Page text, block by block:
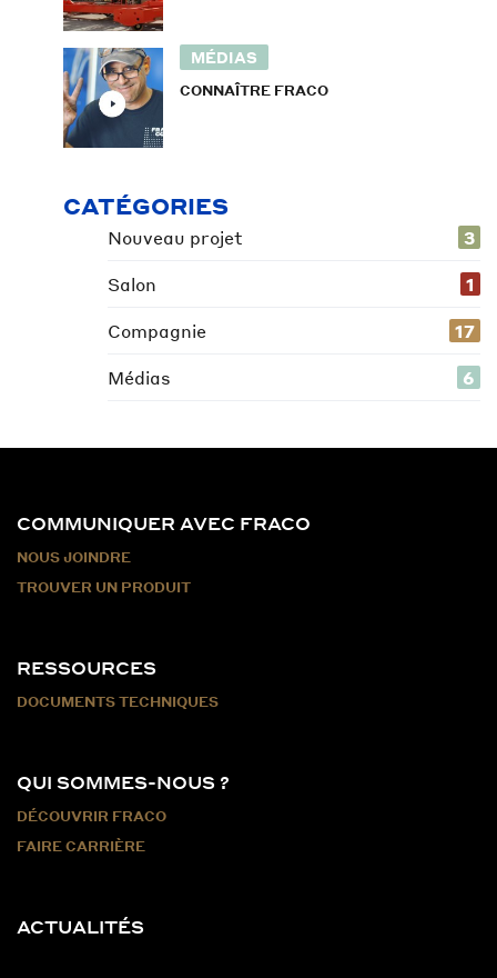
MÉDIAS
CONNAÎTRE FRACO
CATÉGORIES
Nouveau projet
3
Salon
1
Compagnie
17
Médias
6
COMMUNIQUER AVEC FRACO
NOUS JOINDRE
TROUVER UN PRODUIT
RESSOURCES
DOCUMENTS TECHNIQUES
QUI SOMMES-NOUS ?
DÉCOUVRIR FRACO
FAIRE CARRIÈRE
ACTUALITÉS